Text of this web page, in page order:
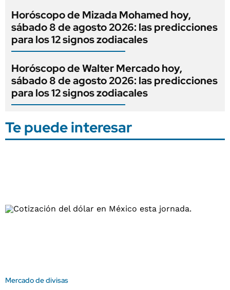
Horóscopo de Mizada Mohamed hoy,
sábado 8 de agosto 2026: las predicciones
para los 12 signos zodiacales
Horóscopo de Walter Mercado hoy,
sábado 8 de agosto 2026: las predicciones
para los 12 signos zodiacales
Te puede interesar
Mercado de divisas